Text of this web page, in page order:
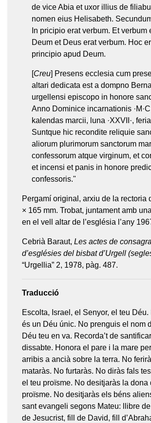
de vice Abia et uxor illius de
nomen eius Helisabeth.
In pricipio erat verbum. Et verbum
Deum et Deus erat verbum. Hoc
principio apud Deum.
[Creu] Presens ecclesia cum
altari dedicata est a dompno
urgellensi episcopo in honore
Anno Dominice incarnationis
kalendas marcii, luna ·XXVII·, feria
Suntque hic recondite reliquie
aliorum plurimorum sanctorum
confessorum atque virginum, et
et incensi et panis in honore
confessoris."
Pergamí original, arxiu de la rectoria
× 165 mm. Trobat, juntament amb
en el vell altar de l’església l’any
Cebrià Baraut, Les actes de
d’esglésies del bisbat d’Urgell
“Urgellia” 2, 1978, pàg. 487.
Traducció
Escolta, Israel, el Senyor, el teu Déu.
és un Déu únic. No prenguis el nom
Déu teu en va. Recorda’t de
dissabte. Honora el pare i la mare
arribis a ancià sobre la terra. No
mataràs. No furtaràs. No diràs fals
el teu proïsme. No desitjaràs la dona
proïsme. No desitjaràs els béns
sant evangeli segons Mateu: llibre
de Jesucrist, fill de David, fill